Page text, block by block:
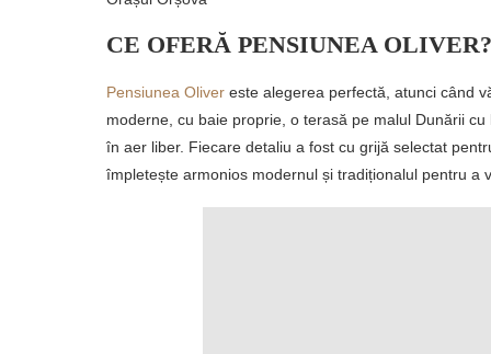
CE OFERĂ PENSIUNEA OLIVER?
Pensiunea Oliver este alegerea perfectă, atunci când
moderne, cu baie proprie, o terasă pe malul Dunării
în aer liber. Fiecare detaliu a fost cu grijă selectat
împletește armonios modernul și tradiționalul pentru a